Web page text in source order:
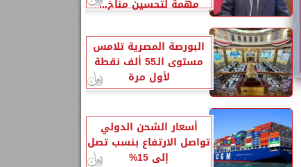
مهمة لتحسين مناخ...
البورصة المصرية تلامس
مستوى الـ55 ألف نقطة
لأول مرة
أسعار الشحن الدولي
تواصل الارتفاع بنسب تصل
إلى 15%